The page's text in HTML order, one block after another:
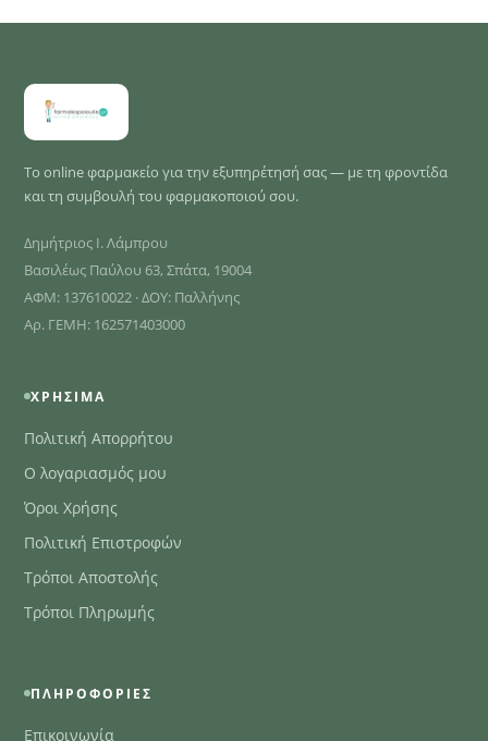
Το online φαρμακείο για την εξυπηρέτησή σας — με τη φροντίδα
και τη συμβουλή του φαρμακοποιού σου.
Δημήτριος Ι. Λάμπρου
Βασιλέως Παύλου 63, Σπάτα, 19004
ΑΦΜ: 137610022 · ΔΟΥ: Παλλήνης
Αρ. ΓΕΜΗ: 162571403000
ΧΡΉΣΙΜΑ
Πολιτική Απορρήτου
Ο λογαριασμός μου
Όροι Χρήσης
Πολιτική Επιστροφών
Τρόποι Αποστολής
Τρόποι Πληρωμής
ΠΛΗΡΟΦΟΡΊΕΣ
Επικοινωνία